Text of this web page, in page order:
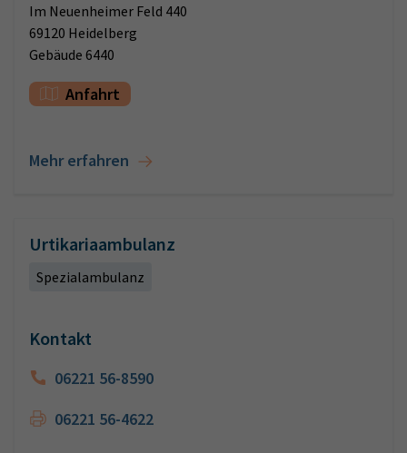
Im Neuenheimer Feld 440
69120 Heidelberg
Gebäude 6440
Anfahrt
Mehr erfahren
Urtikariaambulanz
Spezialambulanz
Kontakt
06221 56-8590
06221 56-4622